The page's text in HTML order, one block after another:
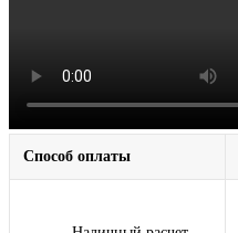
Способ оплаты